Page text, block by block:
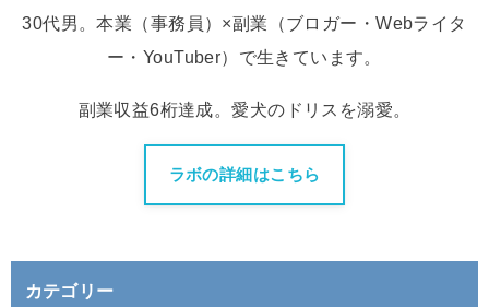
30代男。本業（事務員）×副業（ブロガー・Webライタ
ー・YouTuber）で生きています。
副業収益6桁達成。愛犬のドリスを溺愛。
ラボの詳細はこちら
カテゴリー